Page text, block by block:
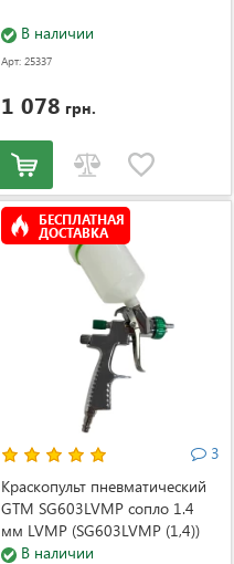
В наличии
Арт: 25337
1 078 грн.
БЕСПЛАТНАЯ
ДОСТАВКА
3
Краскопульт пневматический
GTM SG603LVMP сопло 1.4
мм LVMP (SG603LVMP (1,4))
В наличии